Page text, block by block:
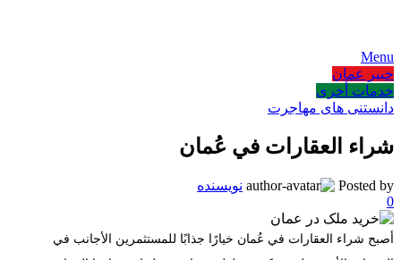
Menu
خبير عمان
خدمات أخرى
دانستنی های مهاجرت
شراء العقارات في عُمان
Posted by
نویسنده
0
أصبح شراء العقارات في عُمان خيارًا جذابًا للمستثمرين الأجانب في